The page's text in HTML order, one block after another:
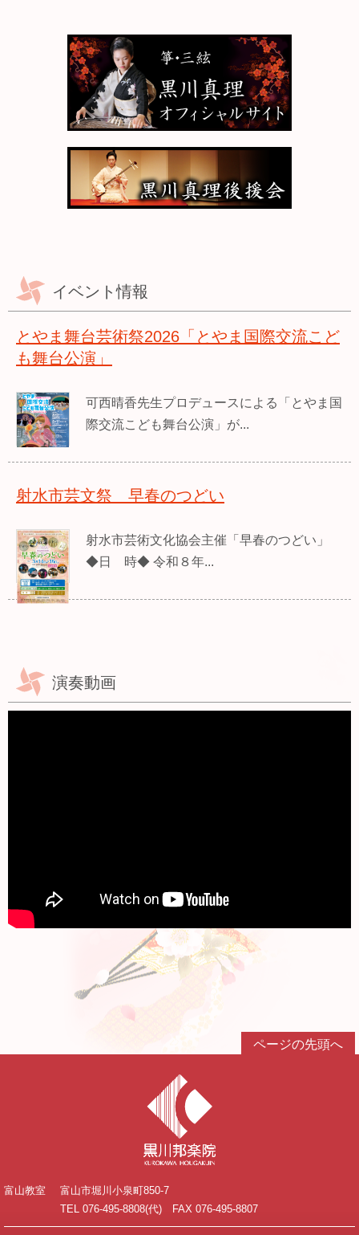
イベント情報
とやま舞台芸術祭2026「とやま国際交流こど
も舞台公演」
可西晴香先生プロデュースによる「とやま国
際交流こども舞台公演」が...
射水市芸文祭 早春のつどい
射水市芸術文化協会主催「早春のつどい」
◆日 時◆ 令和８年...
演奏動画
ページの先頭へ
富山教室
富山市堀川小泉町850-7
TEL 076-495-8808(代) FAX 076-495-8807